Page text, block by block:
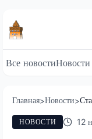
Все новости
Главная>Новости>
НОВОСТИ 12